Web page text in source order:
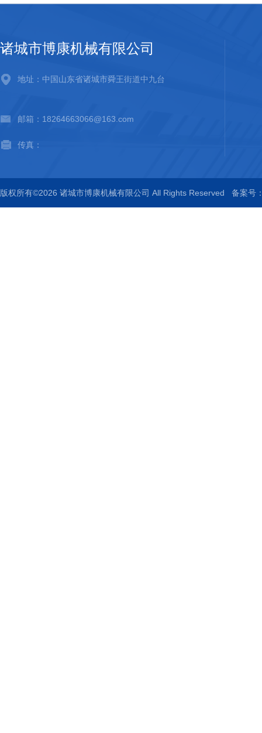
诸城市博康机械有限公司
地址：中国山东省诸城市舜王街道中九台
邮箱：18264663066@163.com
传真：
版权所有©2026 诸城市博康机械有限公司 All Rights Reserved 备案号